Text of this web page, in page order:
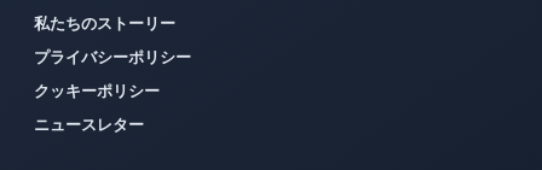
私たちのストーリー
プライバシーポリシー
クッキーポリシー
ニュースレター